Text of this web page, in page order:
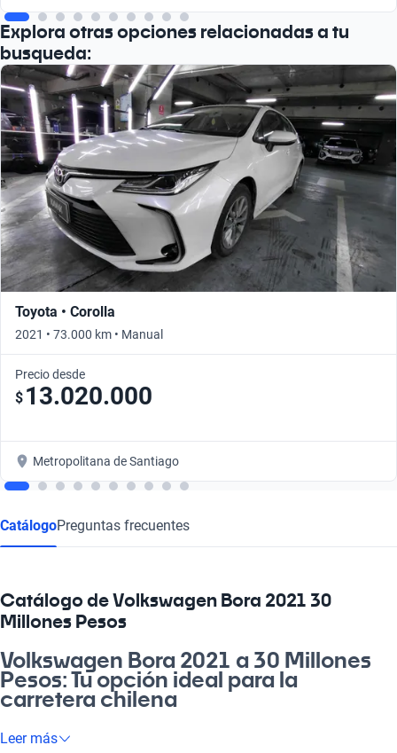
Explora otras opciones relacionadas a tu
busqueda:
Toyota • Corolla
2021 • 73.000 km • Manual
Precio desde
$ 13.020.000
Metropolitana de Santiago
CatálogoPreguntas frecuentes
Catálogo de Volkswagen Bora 2021 30
Millones Pesos
Volkswagen Bora 2021 a 30 Millones
Pesos: Tu opción ideal para la
carretera chilena
Si buscas un vehículo que te acompañe en cada aventura, el
Leer más